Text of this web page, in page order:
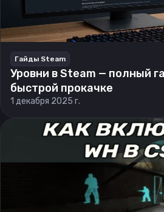
Гайды Steam
Уровни в Steam — полный
быстрой прокачке
1 декабря 2025 г.